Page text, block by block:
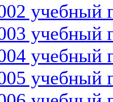
учебный
учебный
учебный
учебный